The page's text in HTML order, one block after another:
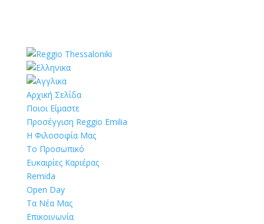
Αρχική Σελίδα
Ποιοι Είμαστε
Προσέγγιση Reggio Emilia
Η Φιλοσοφία Μας
Το Προσωπικό
Ευκαιρίες Καριέρας
Remida
Open Day
Τα Νέα Μας
Επικοινωνία